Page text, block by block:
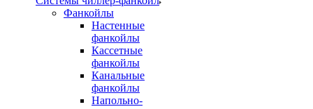
Фанкойлы
Настенные
фанкойлы
Кассетные
фанкойлы
Канальные
фанкойлы
Напольно-